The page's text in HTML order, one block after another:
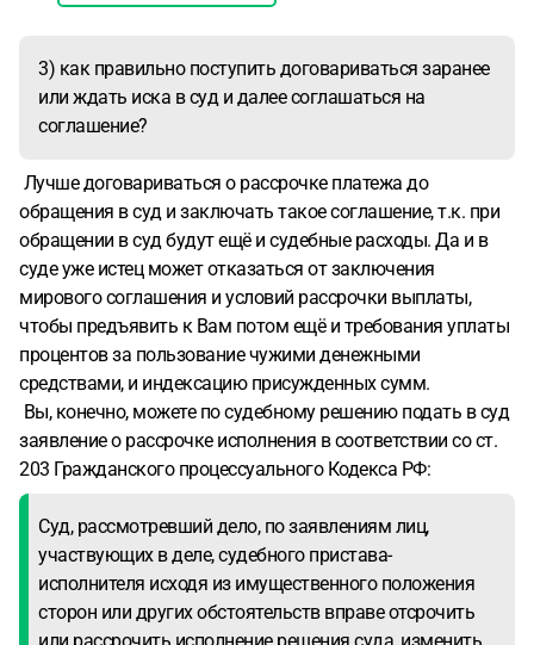
3) как правильно поступить договариваться заранее
или ждать иска в суд и далее соглашаться на
соглашение?
Лучше договариваться о рассрочке платежа до
обращения в суд и заключать такое соглашение, т.к. при
обращении в суд будут ещё и судебные расходы. Да и в
суде уже истец может отказаться от заключения
мирового соглашения и условий рассрочки выплаты,
чтобы предъявить к Вам потом ещё и требования уплаты
процентов за пользование чужими денежными
средствами, и индексацию присужденных сумм.
Вы, конечно, можете по судебному решению подать в суд
заявление о рассрочке исполнения в соответствии со ст.
203 Гражданского процессуального Кодекса РФ:
Суд, рассмотревший дело, по заявлениям лиц,
участвующих в деле, судебного пристава-
исполнителя исходя из имущественного положения
сторон или других обстоятельств вправе отсрочить